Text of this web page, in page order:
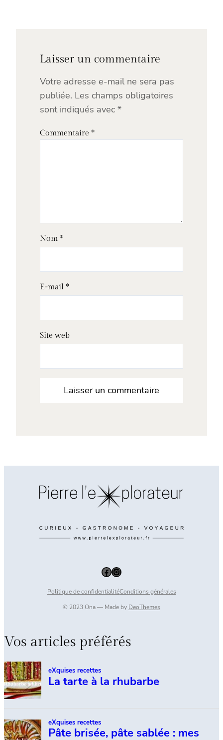
Laisser un commentaire
Votre adresse e-mail ne sera pas
publiée. Les champs obligatoires
sont indiqués avec *
Commentaire *
Nom *
E-mail *
Site web
Facebook Instagram
Politique de confidentialitéConditions générales
© 2023 Ona — Made by DeoThemes
Vos articles préférés